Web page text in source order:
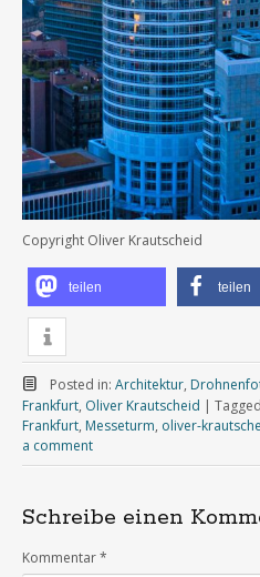
Copyright Oliver Krautscheid
teilen teilen
Posted in: Architektur,
Frankfurt, Oliver Krautscheid |
Frankfurt, Messeturm, oliver-
a comment
Schreibe einen
Kommentar*